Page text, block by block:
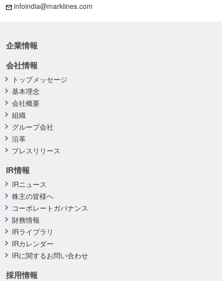
infoindia@marklines.com
企業情報
採用情報
会社情報
トップメッセージ
基本理念
会社概要
組織
グループ会社
沿革
プレスリリース
IR情報
IRニュース
株主の皆様へ
コーポレートガバナンス
財務情報
IRライブラリ
IRカレンダー
IRに関するお問い合わせ